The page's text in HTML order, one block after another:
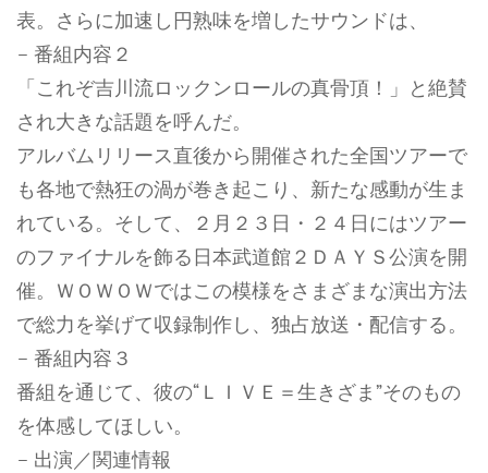
表。さらに加速し円熟味を増したサウンドは、
– 番組内容２
「これぞ吉川流ロックンロールの真骨頂！」と絶賛
され大きな話題を呼んだ。
アルバムリリース直後から開催された全国ツアーで
も各地で熱狂の渦が巻き起こり、新たな感動が生ま
れている。そして、２月２３日・２４日にはツアー
のファイナルを飾る日本武道館２ＤＡＹＳ公演を開
催。ＷＯＷＯＷではこの模様をさまざまな演出方法
で総力を挙げて収録制作し、独占放送・配信する。
– 番組内容３
番組を通じて、彼の“ＬＩＶＥ＝生きざま”そのもの
を体感してほしい。
– 出演／関連情報